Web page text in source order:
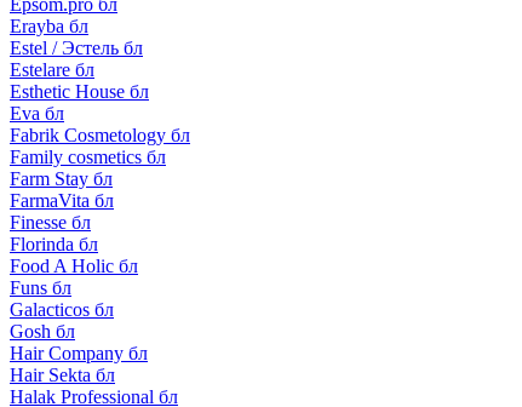
Epsom.pro бл
Erayba бл
Estel / Эстель бл
Estelare бл
Esthetic House бл
Eva бл
Fabrik Cosmetology бл
Family cosmetics бл
Farm Stay бл
FarmaVita бл
Finesse бл
Florinda бл
Food A Holic бл
Funs бл
Galacticos бл
Gosh бл
Hair Company бл
Hair Sekta бл
Halak Professional бл